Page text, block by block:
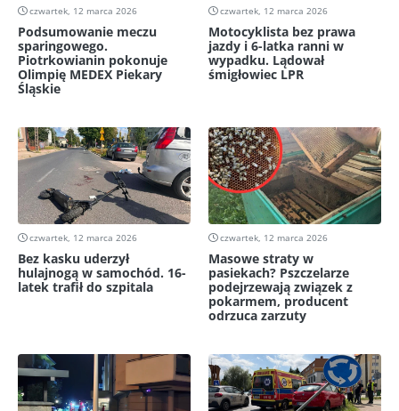
czwartek, 12 marca 2026
Podsumowanie meczu
sparingowego.
Piotrkowianin pokonuje
Olimpię MEDEX Piekary
Śląskie
czwartek, 12 marca 2026
Motocyklista bez prawa
jazdy i 6-latka ranni w
wypadku. Lądował
śmigłowiec LPR
czwartek, 12 marca 2026
Bez kasku uderzył
hulajnogą w samochód. 16-
latek trafił do szpitala
czwartek, 12 marca 2026
Masowe straty w
pasiekach? Pszczelarze
podejrzewają związek z
pokarmem, producent
odrzuca zarzuty